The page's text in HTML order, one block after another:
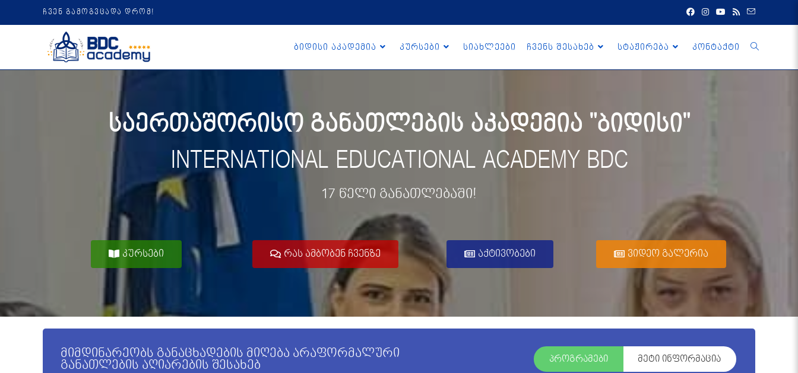
ჩვენ გამოგვცადა დრომ!
ბიდისი აკადემია კურსები სიახლეები ჩვენს შესახებ სტაჟირება კონტაქტი
საერთაშორისო განათლების აკადემია "ბიდისი"
INTERNATIONAL EDUCATIONAL ACADEMY BDC
17 წელი განათლებაში!
კურსები რას ამბობენ ჩვენზე აქტივობები ვიდეო გალერია
მიმდინარეობს განაცხადების მიღება არაფორმალური
განათლების აღიარების შესახებ
პროგრამები მეტი ინფორმაცია